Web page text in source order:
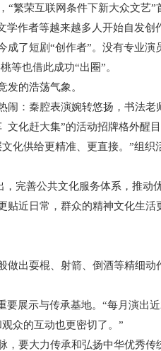
荣互联网条件下新大众文艺”
作者等越来越多人开始自发创
短剧“创作者”。没有专业演
等也借此成功“出圈”。
的浩荡气象。
：秦腔表演婉转悠扬，书法老
化赶大集”的活动招牌格外醒目
供给更精准、更直接。”组织
善公共文化服务体系，推动
近日常，群众的精神文化生活
出耍棍、射箭、倒酒等精细动
示与传承基地。“每月演出近
众的互动也更密切了。”
要大力传承和弘扬中华优秀传